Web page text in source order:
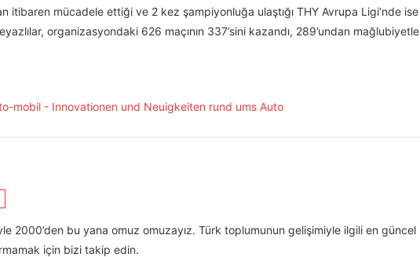
itibaren mücadele ettiği ve 2 kez şampiyonluğa ulaştığı THY Avrupa Ligi’nde ise
organizasyondaki 626 maçının 337’sini kazandı, 289’undan mağlubiyetle
2000’den bu yana omuz omuzayız. Türk toplumunun gelişimiyle ilgili en güncel
için bizi takip edin.